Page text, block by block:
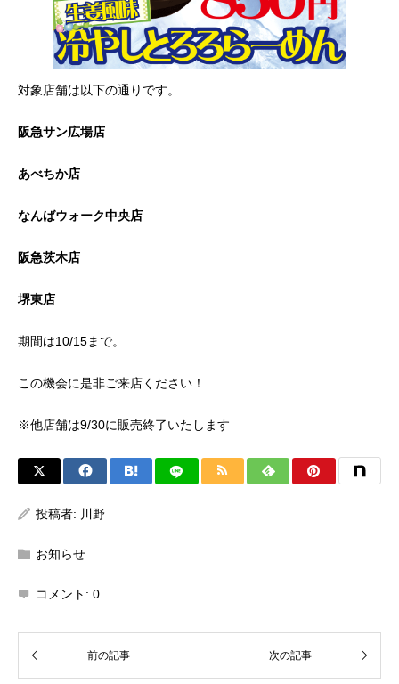
対象店舗は以下の通りです。
阪急サン広場店
あべちか店
なんばウォーク中央店
阪急茨木店
堺東店
期間は10/15まで。
この機会に是非ご来店ください！
※他店舗は9/30に販売終了いたします
投稿者: 川野
お知らせ
コメント: 0